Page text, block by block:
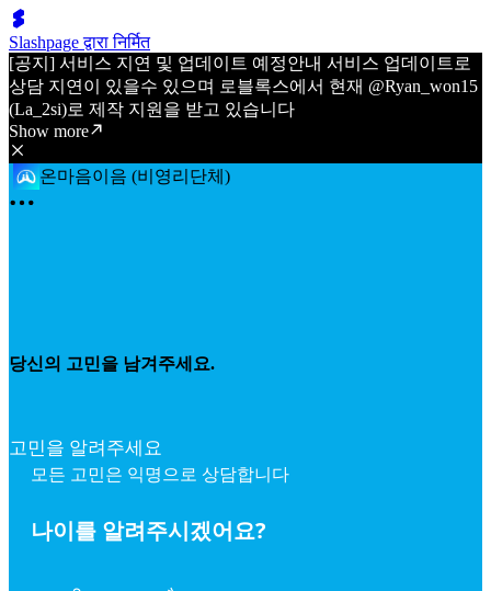
Slashpage द्वारा निर्मित
[공지] 서비스 지연 및 업데이트 예정안내 서비스 업데이트로
상담 지연이 있을수 있으며 로블록스에서 현재 @Ryan_won15
(La_2si)로 제작 지원을 받고 있습니다
Show more
온마음이음 (비영리단체)
당신의 고민을 남겨주세요.
고민을 알려주세요
모든 고민은 익명으로 상담합니다
나이를 알려주시겠어요?